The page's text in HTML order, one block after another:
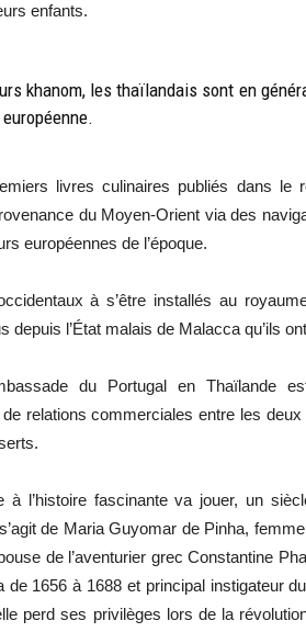
enfants.
khanom, les thaïlandais sont en
livres culinaires publiés dans
du Moyen-Orient via des
européennes de l’époque.
à s’être installés au
depuis l’État malais de Malacca qu’ils
du Portugal en Thaïlande
de relations commerciales entre les
à l’histoire fascinante va jouer, un
de Maria Guyomar de Pinha,
de l’aventurier grec Constantine
de 1656 à 1688 et principal instigateur
perd ses privilèges lors de la